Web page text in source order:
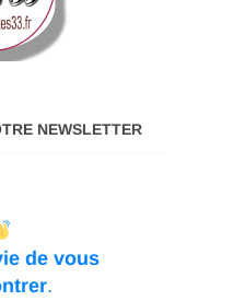
NEWSLETTER
de vous
.